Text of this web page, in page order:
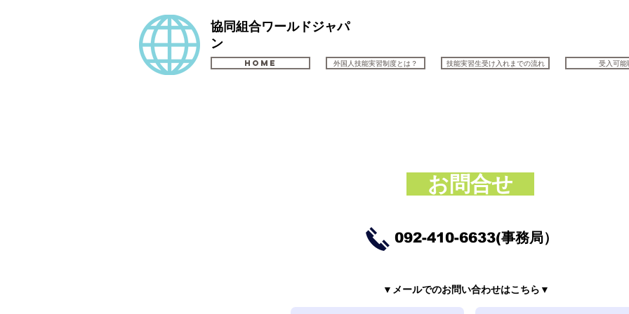
​協同組合ワールドジャパ
ン
HOME 外国人技能実習制度とは？ 技能実習生受け入れまでの流れ 受入可能
​ お問合せ
​092-410-6633(事務局）
▼メールでのお問い合わせはこちら▼